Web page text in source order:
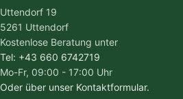
Uttendorf 19
5261 Uttendorf
Kostenlose Beratung unter
Tel: +43 660 6742719
Mo-Fr, 09:00 - 17:00 Uhr
Oder über unser Kontaktformular.